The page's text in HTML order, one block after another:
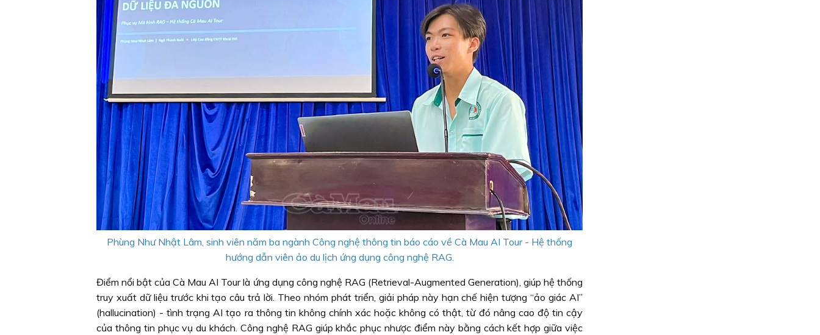
Phùng Như Nhật Lâm, sinh viên năm ba ngành Công nghệ thông tin báo cáo về Cà Mau AI Tour - Hệ thống
hướng dẫn viên ảo du lịch ứng dụng công nghệ RAG.
Điểm nổi bật của Cà Mau AI Tour là ứng dụng công nghệ RAG (Retrieval-Augmented Generation), giúp hệ thống
truy xuất dữ liệu trước khi tạo câu trả lời. Theo nhóm phát triển, giải pháp này hạn chế hiện tượng “ảo giác AI”
(hallucination) - tình trạng AI tạo ra thông tin không chính xác hoặc không có thật, từ đó nâng cao độ tin cậy
của thông tin phục vụ du khách. Công nghệ RAG giúp khắc phục nhược điểm này bằng cách kết hợp giữa việc